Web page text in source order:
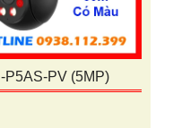
P5AS-PV (5MP)